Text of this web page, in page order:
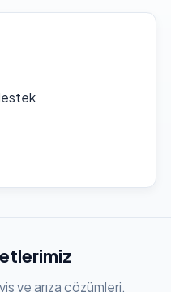
ve arıza çözümleri.